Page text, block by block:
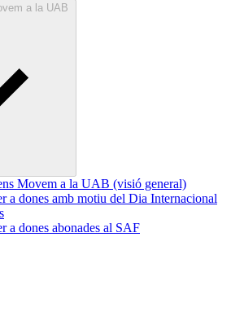
a la UAB
Movem a la UAB (visió general)
a dones amb motiu del Dia Internacional
a dones abonades al SAF